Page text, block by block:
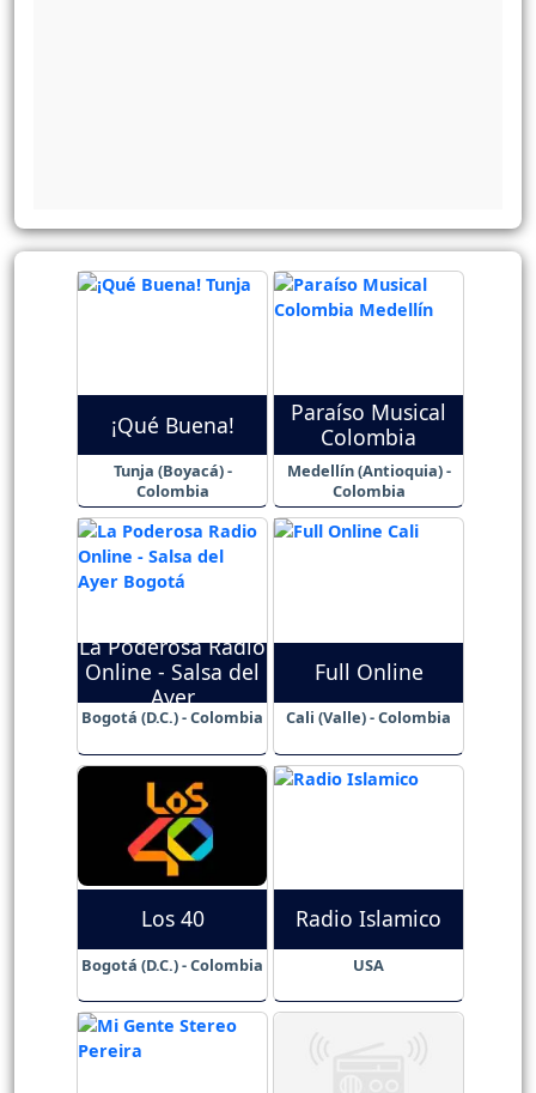
¡Qué Buena!
Tunja (Boyacá) -
Colombia
Paraíso Musical
Colombia
Medellín (Antioquia) -
Colombia
La Poderosa Radio
Online - Salsa del
Ayer
Bogotá (D.C.) - Colombia
Full Online
Cali (Valle) - Colombia
Los 40
Bogotá (D.C.) - Colombia
Radio Islamico
USA